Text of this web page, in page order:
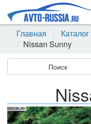
Главная
Nissan Sunny
Поиск
Назад